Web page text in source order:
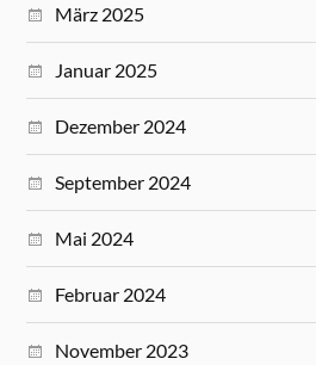
März 2025
Januar 2025
Dezember 2024
September 2024
Mai 2024
Februar 2024
November 2023